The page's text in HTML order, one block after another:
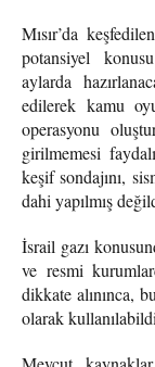
Mısır’da
potansiyel
aylarda
edilerek kamu
operasyonu
girilmemesi
keşif sondajını,
dahi yapılmış
İsrail gazı
ve resmi
dikkate alınınca,
olarak